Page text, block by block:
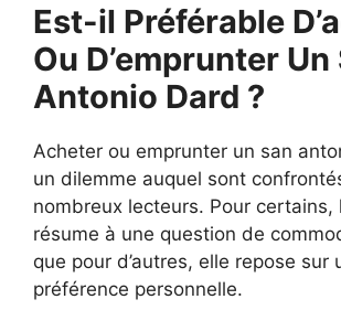
Est-il Préférable
Ou D’emprunter Un
Antonio Dard ?
Acheter ou emprunter un san
un dilemme auquel sont
nombreux lecteurs. Pour certains,
résume à une question de
que pour d’autres, elle repose sur
préférence personnelle.